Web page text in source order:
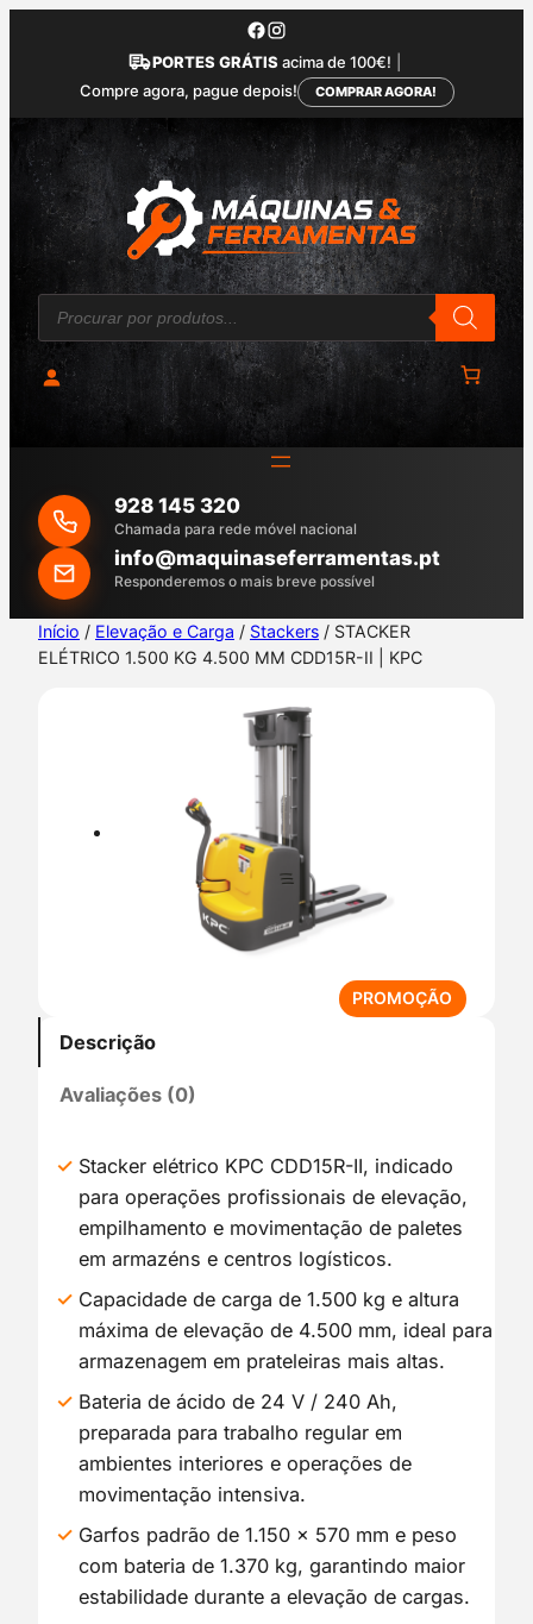
conteúdo
PORTES GRÁTIS acima de 100€!
Compre agora, pague depois!
COMPRAR AGORA!
P
o
u
r
c
h
928 145 320
Chamada para rede móvel nacional
info@maquinaseferramentas.pt
Responderemos o mais breve possível
Início / Elevação e Carga / Stackers / STACKER
ELÉTRICO 1.500 KG 4.500 MM CDD15R-II | KPC
PROMOÇÃO
R
M
P
M
O
Descrição
Avaliações (0)
Stacker elétrico KPC CDD15R-II, indicado
para operações profissionais de elevação,
empilhamento e movimentação de paletes
em armazéns e centros logísticos.
Capacidade de carga de 1.500 kg e altura
máxima de elevação de 4.500 mm, ideal para
armazenagem em prateleiras mais altas.
Bateria de ácido de 24 V / 240 Ah,
preparada para trabalho regular em
ambientes interiores e operações de
movimentação intensiva.
Garfos padrão de 1.150 x 570 mm e peso
com bateria de 1.370 kg, garantindo maior
estabilidade durante a elevação de cargas.